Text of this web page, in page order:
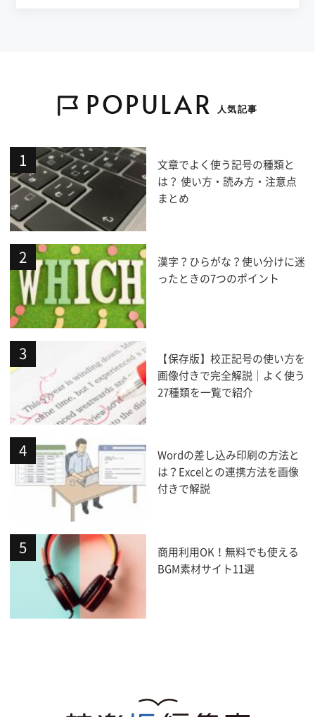
POPULAR 人気記事
文章でよく使う記号の種類と
は？ 使い方・読み方・注意点
まとめ
漢字？ひらがな？使い分けに迷
ったときの7つのポイント
【保存版】校正記号の使い方を
画像付きで完全解説｜よく使う
27種類を一覧で紹介
Wordの差し込み印刷の方法と
は？Excelとの連携方法を画像
付きで解説
商用利用OK！無料でも使える
BGM素材サイト11選